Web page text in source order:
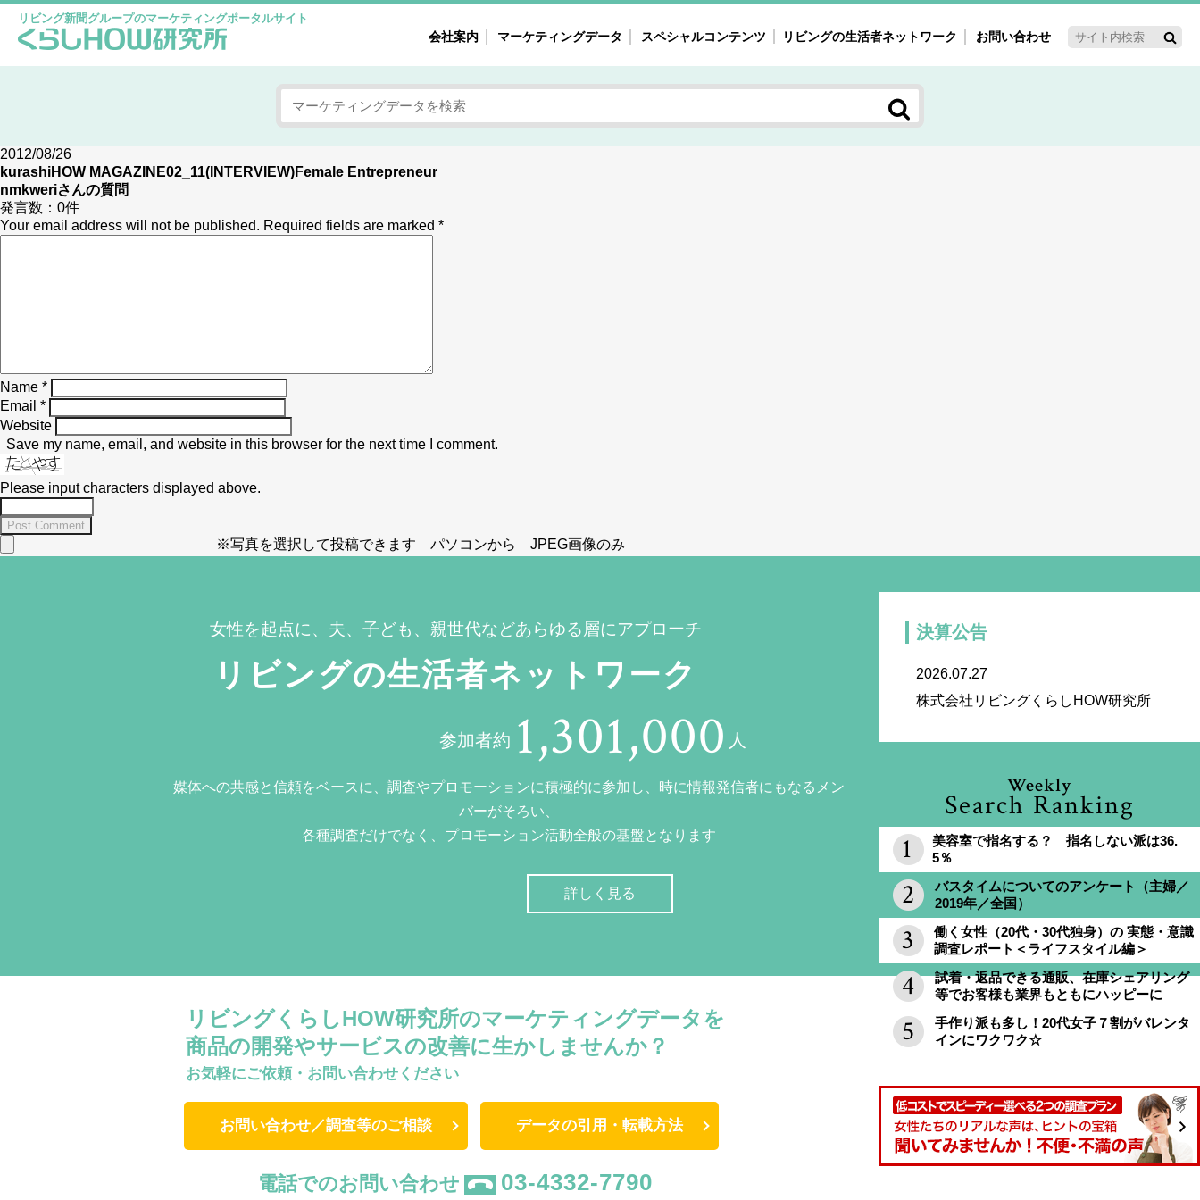
リビング新聞グループのマーケティングポータルサイト
会社案内 マーケティングデータ スペシャルコンテンツ
女性の気持ちと消費がリアルに見える
自主調査レポート
注目ターゲット・重点テーマ
40'ｓ～60'ｓマーケット研究室
リビングの生活者ネットワーク お問い合わせ
2012/08/26
kurashiHOW MAGAZINE02_11(INTERVIEW)Female Entrepreneur
nmkweriさんの質問
発言数： 0件
Your email address will not be published. Required fields are marked *
Name *
Email *
Website
Save my name, email, and website in this browser for the next time I comment.
Please input characters displayed above.
※写真を選択して投稿できます パソコンから JPEG画像のみ
決算公告
2026.07.27
株式会社リビングくらしHOW研究所
Weekly
Search Ranking
美容室で指名する？ 指名しない派は36.
5％
バスタイムについてのアンケート（主婦／
2019年／全国）
働く女性（20代・30代独身）の 実態・意識
調査レポート＜ライフスタイル編＞
試着・返品できる通販、在庫シェアリング
等でお客様も業界もともにハッピーに
手作り派も多し！20代女子７割がバレンタ
インにワクワク☆
女性を起点に、夫、子ども、親世代などあらゆる層にアプローチ
リビングの生活者ネットワーク
参加者約 1,301,000 人
媒体への共感と信頼をベースに、調査やプロモーションに積極的に参加し、時に情報発信者にもなるメン
バーがそろい、
各種調査だけでなく、プロモーション活動全般の基盤となります
詳しく見る
リビングくらしHOW研究所のマーケティングデータを
商品の開発やサービスの改善に生かしませんか？
お気軽にご依頼・お問い合わせください
お問い合わせ／調査等のご相談 データの引用・転載方法
電話でのお問い合わせ 03-4332-7790